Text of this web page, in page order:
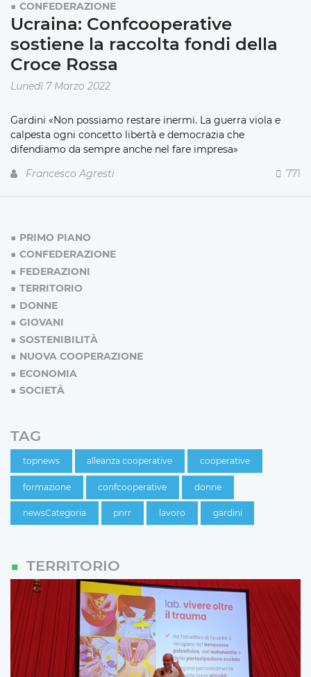
CONFEDERAZIONE
Ucraina: Confcooperative
sostiene la raccolta fondi della
Croce Rossa
Lunedì 7 Marzo 2022
Gardini «Non possiamo restare inermi. La guerra viola e
calpesta ogni concetto libertà e democrazia che
difendiamo da sempre anche nel fare impresa»
Francesco Agresti
771
PRIMO PIANO
CONFEDERAZIONE
FEDERAZIONI
TERRITORIO
DONNE
GIOVANI
SOSTENIBILITÀ
NUOVA COOPERAZIONE
ECONOMIA
SOCIETÀ
TAG
topnews alleanza cooperative cooperative
formazione confcooperative donne
newsCategoria pnrr lavoro gardini
TERRITORIO